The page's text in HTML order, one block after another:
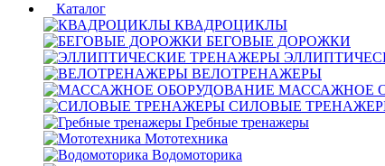
Каталог
КВАДРОЦИКЛЫ
БЕГОВЫЕ ДОРОЖКИ
ВЕЛОТРЕНАЖЕРЫ
МАССАЖНОЕ
СИЛОВЫЕ
Гребные тренажеры
Мототехника
Водомоторика